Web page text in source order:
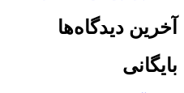
آخرین دیدگاه‌ها
بایگانی